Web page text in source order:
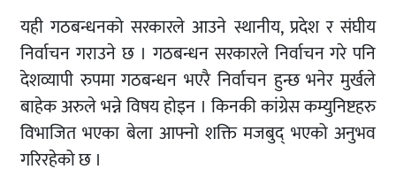
यही गठबन्धनको सरकारले आउने स्थानीय, प्रदेश र संघीय
निर्वाचन गराउने छ । गठबन्धन सरकारले निर्वाचन गरे पनि
देशव्यापी रुपमा गठबन्धन भएरै निर्वाचन हुन्छ भनेर मुर्खले
बाहेक अरुले भन्ने विषय होइन । किनकी कांग्रेस कम्युनिष्टहरु
विभाजित भएका बेला आफ्नो शक्ति मजबुद् भएको अनुभव
गरिरहेको छ ।